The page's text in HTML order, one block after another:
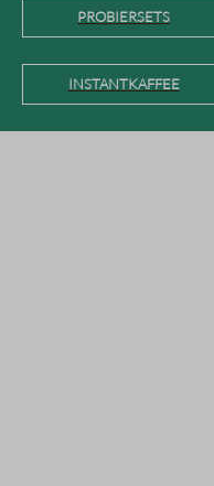
PROBIERSETS
INSTANTKAFFEE